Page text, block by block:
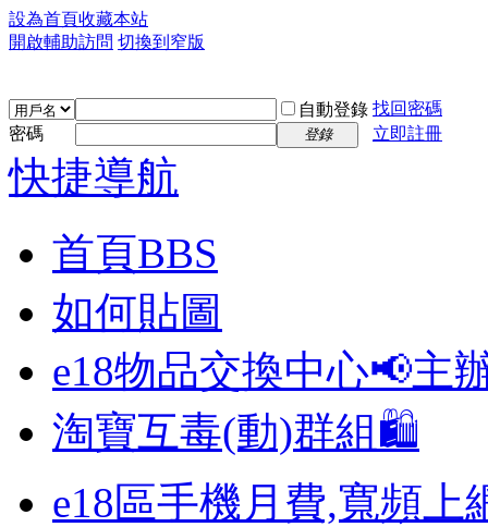
設為首頁收藏本站
開啟輔助訪問 切換到窄版
自動登錄 找回密碼
密碼
登錄 立即註冊
快捷導航
首頁BBS
如何貼圖
e18物品交換中心📢主
淘寶互毒(動)群組🛍️
e18區手機月費,寬頻上